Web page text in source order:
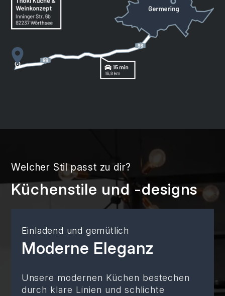
Welcher Stil passt zu dir?
Küchenstile und -designs
Einladend und gemütlich
Moderne Eleganz
Unsere modernen Küchen bestechen
durch klare Linien und schlichte